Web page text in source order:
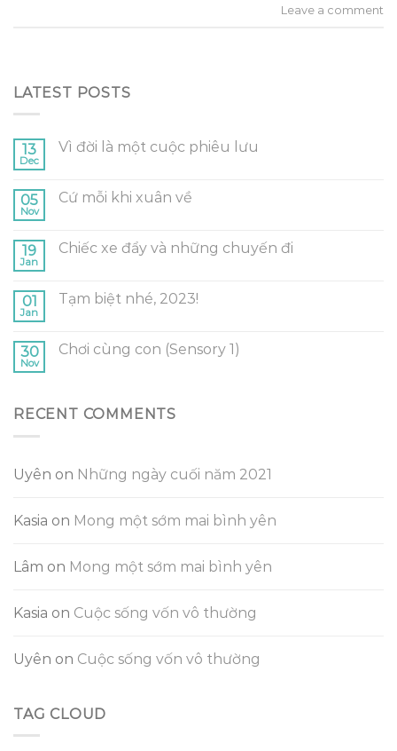
Leave a comment
LATEST POSTS
13
Dec
Vì đời là một cuộc phiêu lưu
05
Nov
Cứ mỗi khi xuân về
19
Jan
Chiếc xe đẩy và những chuyến đi
01
Jan
Tạm biệt nhé, 2023!
30
Nov
Chơi cùng con (Sensory 1)
RECENT COMMENTS
Uyên on Những ngày cuối năm 2021
Kasia on Mong một sớm mai bình yên
Lâm on Mong một sớm mai bình yên
Kasia on Cuộc sống vốn vô thường
Uyên on Cuộc sống vốn vô thường
TAG CLOUD